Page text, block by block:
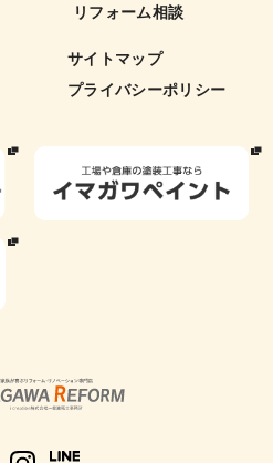
リフォーム相談
サイトマップ
プライバシーポリシー